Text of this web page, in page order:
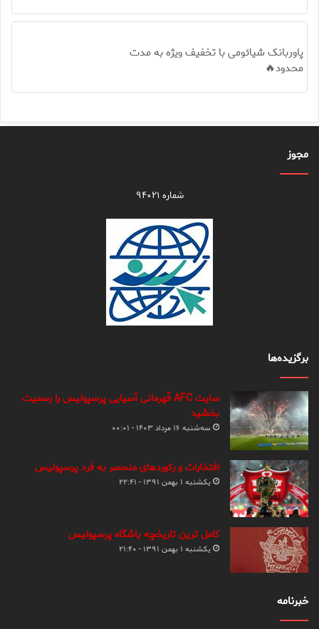
پاوربانک شیائومی با تخفیف ویژه به مدت
محدود🔥
مجوز
شماره ۹۴۰۲۱
برگزیده‌ها
سایت AFC قهرمانی آسیایی پرسپولیس را رسمیت
بخشید
سه‌شنبه ۱۶ مرداد ۱۴۰۳ - ۰۰:۰۱
افتخارات و رکوردهای منحصر به فرد پرسپولیس
یکشنبه ۱ بهمن ۱۳۹۱ - ۲۲:۴۱
کامل ترین تاریخچه باشگاه پرسپولیس
یکشنبه ۱ بهمن ۱۳۹۱ - ۲۱:۴۰
خبرنامه